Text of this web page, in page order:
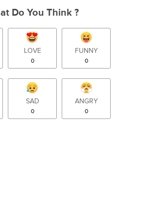
Do You Think ?
LOVE
0
FUNNY
0
SAD
0
ANGRY
0